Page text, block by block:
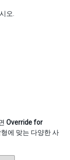
오.
Override for
에 맞는 다양한 사